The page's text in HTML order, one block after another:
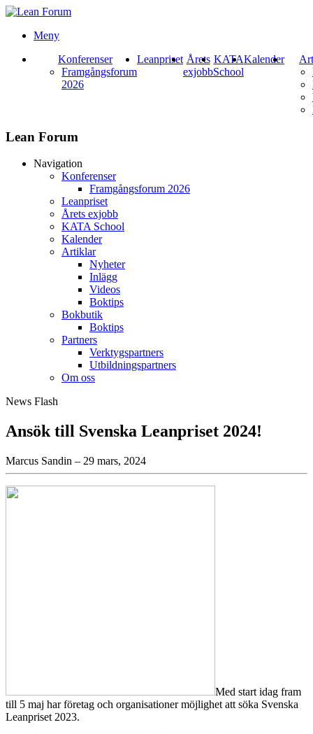
Meny
Konferenser
Framgångsforum
2026
Leanpriset Årets
exjobb
KATA
School
Kalender
Lean Forum
Navigation
Konferenser
Framgångsforum 2026
Leanpriset
Årets exjobb
KATA School
Kalender
Artiklar
Nyheter
Inlägg
Videos
Boktips
Bokbutik
Boktips
Partners
Verktygspartners
Utbildningspartners
Om oss
News Flash
Ansök till Svenska Leanpriset 2024!
Marcus Sandin – 29 mars, 2024
Med start idag fram
till 5 maj har företag och organisationer möjlighet att söka Svenska
Leanpriset 2023.